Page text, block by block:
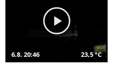
6.8. 20:46 23,5 °C